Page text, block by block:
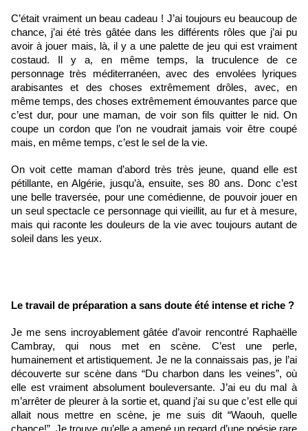
C’était vraiment un beau cadeau ! J’ai toujours eu beaucoup de
chance, j’ai été très gâtée dans les différents rôles que j’ai pu
avoir à jouer mais, là, il y a une palette de jeu qui est vraiment
costaud. Il y a, en même temps, la truculence de ce
personnage très méditerranéen, avec des envolées lyriques
arabisantes et des choses extrêmement drôles, avec, en
même temps, des choses extrêmement émouvantes parce que
c’est dur, pour une maman, de voir son fils quitter le nid. On
coupe un cordon que l’on ne voudrait jamais voir être coupé
mais, en même temps, c’est le sel de la vie.
On voit cette maman d’abord très très jeune, quand elle est
pétillante, en Algérie, jusqu’à, ensuite, ses 80 ans. Donc c’est
une belle traversée, pour une comédienne, de pouvoir jouer en
un seul spectacle ce personnage qui vieillit, au fur et à mesure,
mais qui raconte les douleurs de la vie avec toujours autant de
soleil dans les yeux.
Le travail de préparation a sans doute été intense et riche ?
Je me sens incroyablement gâtée d’avoir rencontré Raphaëlle
Cambray, qui nous met en scène. C’est une perle,
humainement et artistiquement. Je ne la connaissais pas, je l’ai
découverte sur scène dans “Du charbon dans les veines”, où
elle est vraiment absolument bouleversante. J’ai eu du mal à
m’arrêter de pleurer à la sortie et, quand j’ai su que c’est elle qui
allait nous mettre en scène, je me suis dit “Waouh, quelle